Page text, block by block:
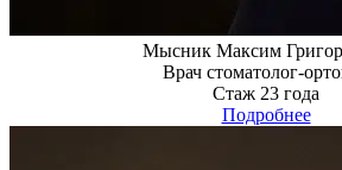
Мысник Максим
Врач стоматолог-
Стаж 23 года
Подробнее